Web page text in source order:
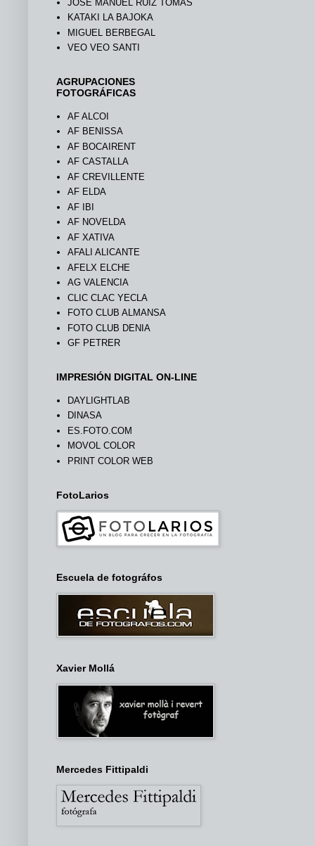
JOSÉ MANUEL RUIZ TOMÁS
KATAKI LA BAJOKA
MIGUEL BERBEGAL
VEO VEO SANTI
AGRUPACIONES
FOTOGRÁFICAS
AF ALCOI
AF BENISSA
AF BOCAIRENT
AF CASTALLA
AF CREVILLENTE
AF ELDA
AF IBI
AF NOVELDA
AF XATIVA
AFALI ALICANTE
AFELX ELCHE
AG VALENCIA
CLIC CLAC YECLA
FOTO CLUB ALMANSA
FOTO CLUB DENIA
GF PETRER
IMPRESIÓN DIGITAL ON-LINE
DAYLIGHTLAB
DINASA
ES.FOTO.COM
MOVOL COLOR
PRINT COLOR WEB
FotoLarios
Escuela de fotográfos
Xavier Mollá
Mercedes Fittipaldi